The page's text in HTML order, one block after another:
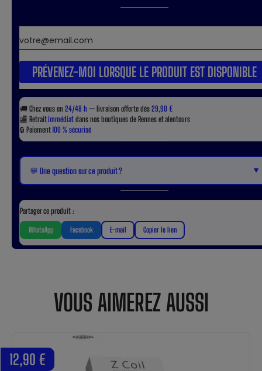
PRÉVENEZ-MOI LORSQUE LE PRODUIT EST DISPONIBLE
🚚 Chez vous en 24/48 h — livraison offerte dès29,90 €
🏬 Retraitimmédiatdans nos boutiques de Rennes et alentours
🔒 Paiement100 % sécurisé
💬 Une question sur ce produit ? ▼
Partager ce produit :
WhatsApp Facebook E-mail Copier le lien
VOUS AIMEREZ AUSSI
12,90 €